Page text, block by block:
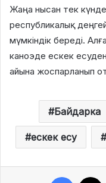
Жаңа нысан тек
республикалық
мүмкіндік береді.
каноэде ескек
айына жоспарланып
Байдарка
ескек есу